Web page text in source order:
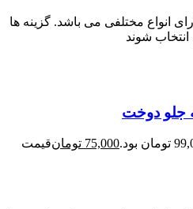
انواع مختلفی می باشد. گزینه ها
شوند
75,000 تومانقیمت